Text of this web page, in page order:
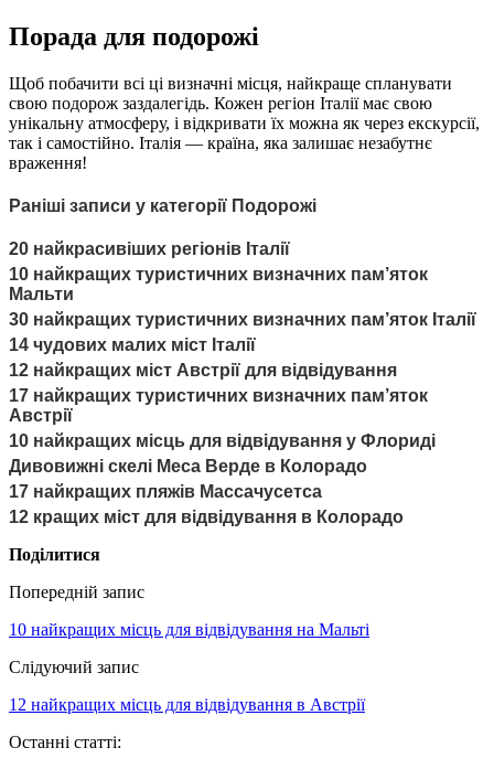
Порада для подорожі
Щоб побачити всі ці визначні місця, найкраще спланувати
свою подорож заздалегідь. Кожен регіон Італії має свою
унікальну атмосферу, і відкривати їх можна як через екскурсії,
так і самостійно. Італія — країна, яка залишає незабутнє
враження!
Раніші записи у категорії Подорожі
20 найкрасивіших регіонів Італії
10 найкращих туристичних визначних пам’яток
Мальти
30 найкращих туристичних визначних пам’яток Італії
14 чудових малих міст Італії
12 найкращих міст Австрії для відвідування
17 найкращих туристичних визначних пам’яток
Австрії
10 найкращих місць для відвідування у Флориді
Дивовижні скелі Меса Верде в Колорадо
17 найкращих пляжів Массачусетса
12 кращих міст для відвідування в Колорадо
Поділитися
Попередній запис
10 найкращих місць для відвідування на Мальті
Слідуючий запис
12 найкращих місць для відвідування в Австрії
Останні статті: